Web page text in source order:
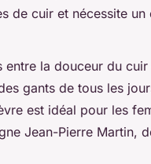
de cuir et nécessite un
entre la douceur du
gants de tous les
est idéal pour les
Jean-Pierre Martin,